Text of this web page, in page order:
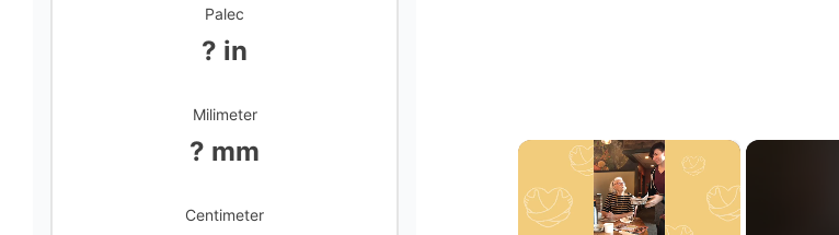
Palec
? in
Milimeter
? mm
Centimeter
×